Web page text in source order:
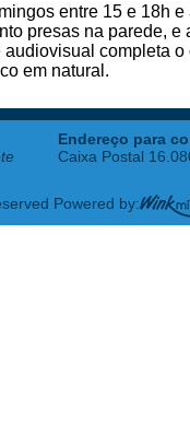
entre 15 e 18h
presas na parede,
completa
em natural.
Endereço para
Caixa Postal
Powered by: